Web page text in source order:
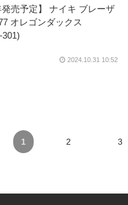
発売予定】 ナイキ ブレーザ
オレゴンダックス
301)
2024.10.31 10:52
1 2 3